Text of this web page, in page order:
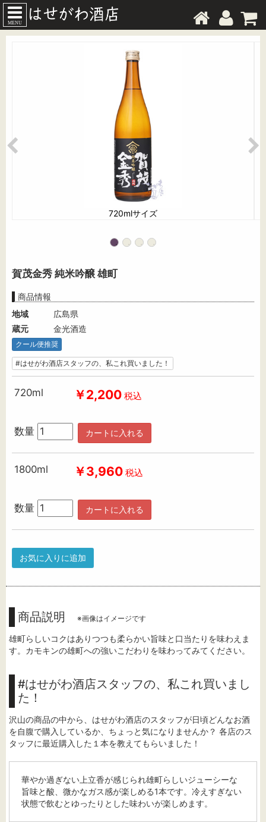
MENU
720mlサイズ
賀茂金秀 純米吟醸 雄町
商品情報
地域
広島県
蔵元
金光酒造
クール便推奨
#はせがわ酒店スタッフの、私これ買いました！
720ml ￥2,200 税込
数量 カートに入れる
1800ml ￥3,960 税込
数量 カートに入れる
お気に入りに追加
商品説明 ※画像はイメージです
雄町らしいコクはありつつも柔らかい旨味と口当たりを味わえま
す。カモキンの雄町への強いこだわりを味わってみてください。
#はせがわ酒店スタッフの、私これ買いまし
た！
沢山の商品の中から、はせがわ酒店のスタッフが日頃どんなお酒
を自腹で購入しているか、ちょっと気になりませんか？ 各店のス
タッフに最近購入した１本を教えてもらいました！
華やか過ぎない上立香が感じられ雄町らしいジューシーな
旨味と酸、微かなガス感が楽しめる1本です。冷えすぎない
状態で飲むとゆったりとした味わいが楽しめます。